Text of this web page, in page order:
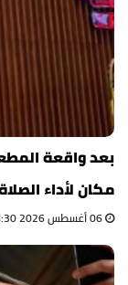
بعد واقعة
مكان لأداء